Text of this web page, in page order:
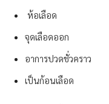
ห้อเลือด
จุดเลือดออก
อาการปวดชั่วคราว
เป็นก้อนเลือด